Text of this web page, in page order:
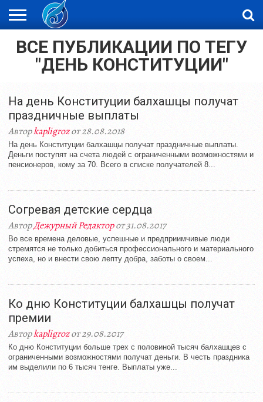
ЖАҢАЛЫҚТАР
НОВОСТИ
ВИДЕО
ФОТОРЕПОРТАЖИ
ОРКЕН
LIVETV
ВСЕ ПУБЛИКАЦИИ ПО ТЕГУ
"ДЕНЬ КОНСТИТУЦИИ"
На день Конституции балхашцы получат
праздничные выплаты
Авторkapligrozот 28.08.2018
На день Конституции балхашцы получат праздничные выплаты.
Деньги поступят на счета людей с ограниченными возможностями и
пенсионеров, кому за 70. Всего в списке получателей 8...
Согревая детские сердца
АвторДежурный Редакторот 31.08.2017
Во все времена деловые, успешные и предприимчивые люди
стремятся не только добиться профессионального и материального
успеха, но и внести свою лепту добра, заботы о своем...
Ко дню Конституции балхашцы получат
премии
Авторkapligrozот 29.08.2017
Ко дню Конституции больше трех с половиной тысяч балхашцев с
ограниченными возможностями получат деньги. В честь праздника
им выделили по 6 тысяч тенге. Выплаты уже...